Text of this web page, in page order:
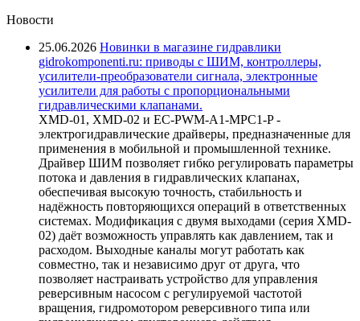
Новости
25.06.2026 Новинки в магазине гидравлики
gidrokomponenti.ru: приводы с ШИМ, контроллеры,
усилители-преобразователи сигнала, электронные
усилители для работы с пропорциональными
гидравлическими клапанами.
XMD-01, XMD-02 и EC-PWM-A1-MPC1-P -
электрогидравлические драйверы, предназначенные для
применения в мобильной и промышленной технике.
Драйвер ШИМ позволяет гибко регулировать параметры
потока и давления в гидравлических клапанах,
обеспечивая высокую точность, стабильность и
надёжность повторяющихся операций в ответственных
системах. Модификация с двумя выходами (серия XMD-
02) даёт возможность управлять как давлением, так и
расходом. Выходные каналы могут работать как
совместно, так и независимо друг от друга, что
позволяет настраивать устройство для управления
реверсивным насосом с регулируемой частотой
вращения, гидромотором реверсивного типа или